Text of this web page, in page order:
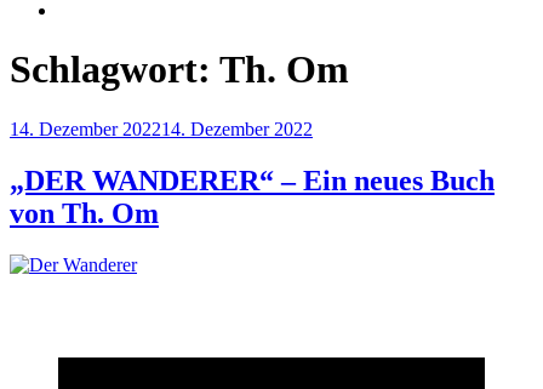
Schlagwort: Th. Om
Veröffentlicht
14. Dezember 202214. Dezember 2022
„DER WANDERER“ – Ein neues Buch
von Th. Om